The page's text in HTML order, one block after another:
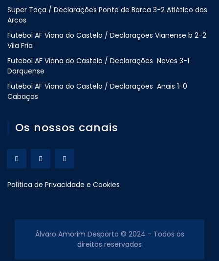
Super Taça / Declarações Ponte de Barca 3-2 Atlético dos
Arcos
Futebol AF Viana do Castelo / Declarações Vianense b 2-2
Vila Fria
Futebol AF Viana do Castelo / Declarações Neves 3-1
Darquense
Futebol AF Viana do Castelo / Declarações Anais 1-0
Cabaços
Os nossos canais
Política de Privacidade e Cookies
Álvaro Amorim Desporto © 2024 - Todos os
direitos reservados